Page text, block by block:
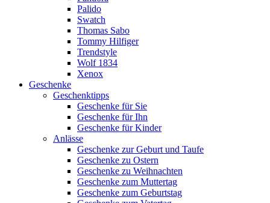
Palido
Swatch
Thomas Sabo
Tommy Hilfiger
Trendstyle
Wolf 1834
Xenox
Geschenke
Geschenktipps
Geschenke für Sie
Geschenke für Ihn
Geschenke für Kinder
Anlässe
Geschenke zur Geburt und Taufe
Geschenke zu Ostern
Geschenke zu Weihnachten
Geschenke zum Muttertag
Geschenke zum Geburtstag